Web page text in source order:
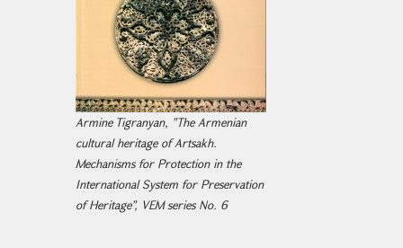
Armine Tigranyan, "The Armenian
cultural heritage of Artsakh.
Mechanisms for Protection in the
International System for Preservation
of Heritage", VEM series No. 6